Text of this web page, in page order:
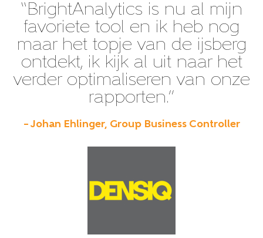
“BrightAnalytics is nu al mijn
favoriete tool en ik heb nog
maar het topje van de ijsberg
ontdekt, ik kijk al uit naar het
verder optimaliseren van onze
rapporten.”
– Johan Ehlinger, Group Business Controller